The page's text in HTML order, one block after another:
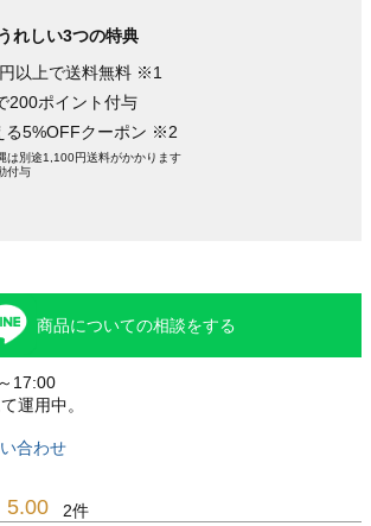
れしい3つの特典
以上で送料無料 ※1
200ポイント付与
る5%OFFクーポン ※2
は別途1,100円送料がかかります
付与
商品についての相談をする
17:00
運用中。
合わせ
5.00 2